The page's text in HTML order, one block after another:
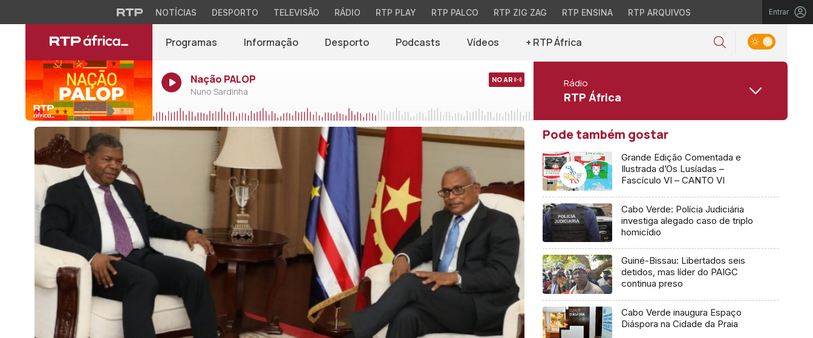
NOTÍCIAS DESPORTO TELEVISÃO RÁDIO RTP PLAY RTP PALCO RTP ZIG ZAG RTP ENSINA RTP ARQUIVOS Entrar
Programas Informação Desporto Podcasts Vídeos + RTP África
Nação PALOP
Nuno Sardinha
NO AR Rádio
RTP África
Pode também gostar
Grande Edição Comentada e
Ilustrada d’Os Lusíadas –
Fascículo VI – CANTO VI
Cabo Verde: Polícia Judiciária
investiga alegado caso de triplo
homicídio
Guiné-Bissau: Libertados seis
detidos, mas líder do PAIGC
continua preso
Cabo Verde inaugura Espaço
Diáspora na Cidade da Praia